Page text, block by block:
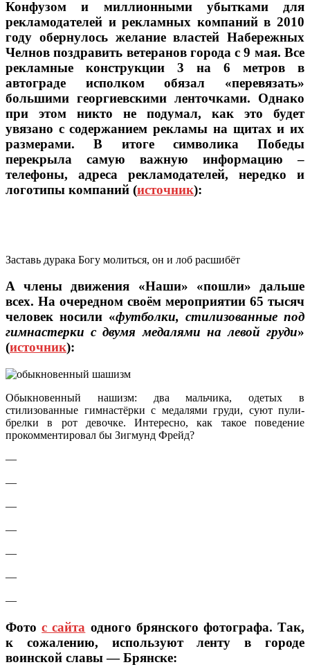
Конфузом и миллионными убытками для
рекламодателей и рекламных компаний в 2010
году обернулось желание властей Набережных
Челнов поздравить ветеранов города с 9 мая. Все
рекламные конструкции 3 на 6 метров в
автограде исполком обязал «перевязать»
большими георгиевскими ленточками. Однако
при этом никто не подумал, как это будет
увязано с содержанием рекламы на щитах и их
размерами. В итоге символика Победы
перекрыла самую важную информацию –
телефоны, адреса рекламодателей, нередко и
логотипы компаний (источник):
Заставь дурака Богу молиться, он и лоб расшибёт
А члены движения «Наши» «пошли» дальше
всех. На очередном своём мероприятии 65 тысяч
человек носили «футболки, стилизованные под
гимнастерки с двумя медалями на левой груди»
(источник):
Обыкновенный нашизм: два мальчика, одетых в
стилизованные гимнастёрки с медалями груди, суют пули-
брелки в рот девочке. Интересно, как такое поведение
прокомментировал бы Зигмунд Фрейд?
—
—
—
—
—
—
—
Фотос сайта одного брянского фотографа. Так,
к сожалению, используют ленту в городе
воинской славы — Брянске: